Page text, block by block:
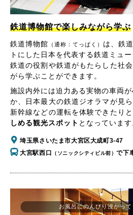
鉄道博物館で楽しみながら学ぶ
鉄道博物館 （通称：てっぱく） は、鉄
トにした日本を代表する鉄道ミュー
鉄道の役割や鉄道がもたらした社
がら学ぶことができます。
施設内外には迫力ある実物の車両
か、日本最大の鉄道ジオラマが見
新幹線などの運転を体験できたりと
しめる観光スポット となっています
埼玉県さいたま市大宮区大成町3-47
大宮駅西口
（ソニックシティビル前）で下
お風呂にのんびり浸かっ